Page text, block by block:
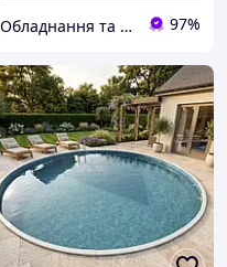
Обладнання та хімія для басейнів з доставкою по всій Україні 97%